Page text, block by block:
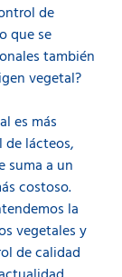
de
que se
también
vegetal?
es más
lácteos,
suma a un
costoso.
la
vegetales y
de calidad